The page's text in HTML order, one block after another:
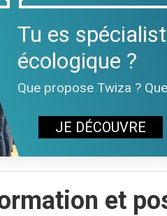
Tu es
écologique ?
Que propose Twiza ?
JE DÉCOUVRE
et